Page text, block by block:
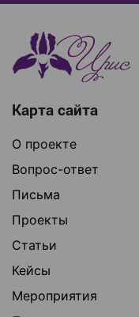
Карта сайта
О проекте
Вопрос-ответ
Письма
Проекты
Статьи
Кейсы
Мероприятия